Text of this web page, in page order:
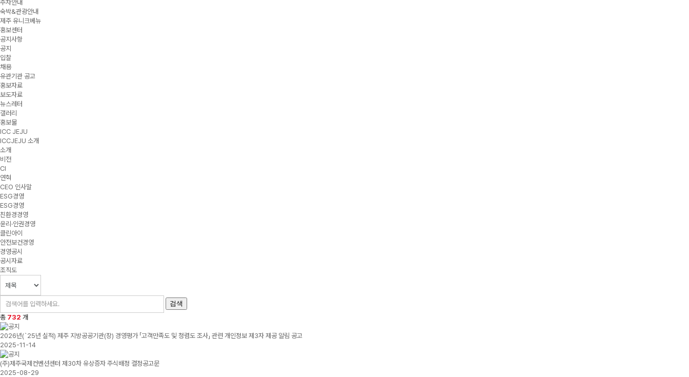
주차안내
숙박&관광안내
제주 유니크베뉴
홍보센터
공지사항
공지
입찰
채용
유관기관 공고
홍보자료
보도자료
뉴스레터
갤러리
홍보물
ICC JEJU
ICCJEJU 소개
소개
비전
CI
연혁
CEO 인사말
ESG경영
ESG경영
친환경경영
윤리·인권경영
클린아이
안전보건경영
경영공시
공시자료
조직도
검색
총 732 개
2026년(`25년 실적) 제주 지방공공기관(장) 경영평가 「고객만족도 및 청렴도 조사」 관련 개인정보 제3자 제공 알림 공고
2025-11-14
(주)제주국제컨벤션센터 제30차 유상증자 주식배정 결정공고문
2025-08-29